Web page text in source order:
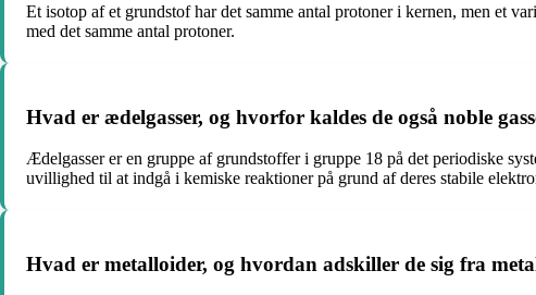
Et isotop af et grundstof har det samme antal protoner i kernen, men et
med det samme antal protoner.
Hvad er ædelgasser, og hvorfor kaldes de også noble
Ædelgasser er en gruppe af grundstoffer i gruppe 18 på det periodiske
uvillighed til at indgå i kemiske reaktioner på grund af deres stabile
Hvad er metalloider, og hvordan adskiller de sig fra